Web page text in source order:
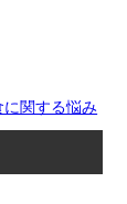
に関する悩み